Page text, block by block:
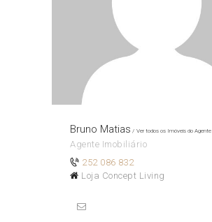
Bruno Matias Ver todos os Imóveis do Agente
Agente Imobiliário
252 086 832
Loja Concept Living